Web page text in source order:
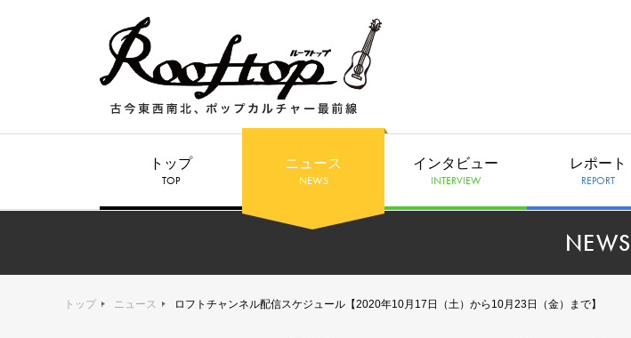
トップ
TOP
ニュース
NEWS
インタビュー
INTERVIEW
レポート
REPORT
NEWS
トップ ニュース ロフトチャンネル配信スケジュール【2020年10月17日（土）から10月23日（金）まで】